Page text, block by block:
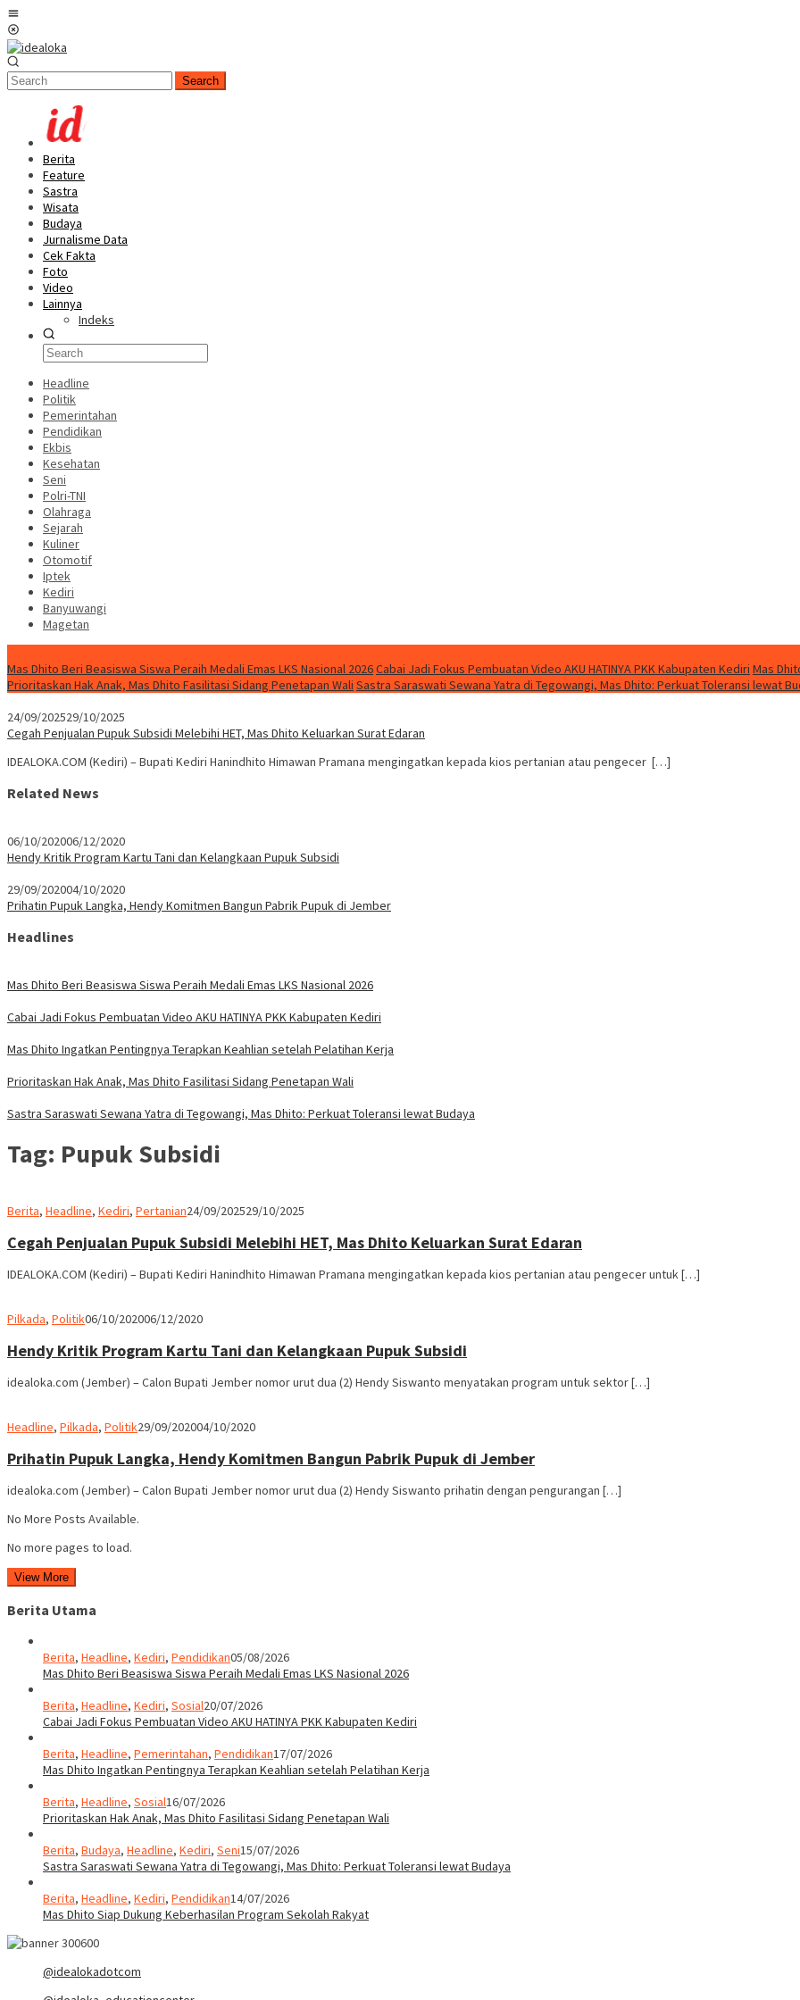
Skip
to
content
Search
Berita
Feature
Sastra
Wisata
Budaya
Jurnalisme Data
Cek Fakta
Foto
Video
Lainnya
Indeks
Headline
Politik
Pemerintahan
Pendidikan
Ekbis
Kesehatan
Seni
Polri-TNI
Olahraga
Sejarah
Kuliner
Otomotif
Iptek
Kediri
Banyuwangi
Magetan
Mas Dhito Beri Beasiswa Siswa Peraih Medali Emas LKS Nasional 2026Cabai Jadi Fokus Pembuatan Video AKU HATINYA PKK Kabupaten Kediri Mas
Prioritaskan Hak Anak, Mas Dhito Fasilitasi Sidang Penetapan Wali Sastra Saraswati Sewana Yatra di Tegowangi, Mas Dhito: Perkuat Toleransi lewat
24/09/202529/10/2025
Cegah Penjualan Pupuk Subsidi Melebihi HET, Mas Dhito Keluarkan Surat Edaran
IDEALOKA.COM (Kediri) – Bupati Kediri Hanindhito Himawan Pramana mengingatkan kepada kios pertanian atau pengecer […]
Related News
06/10/202006/12/2020
Hendy Kritik Program Kartu Tani dan Kelangkaan Pupuk Subsidi
29/09/202004/10/2020
Prihatin Pupuk Langka, Hendy Komitmen Bangun Pabrik Pupuk di Jember
Headlines
Mas Dhito Beri Beasiswa Siswa Peraih Medali Emas LKS Nasional 2026
Cabai Jadi Fokus Pembuatan Video AKU HATINYA PKK Kabupaten Kediri
Mas Dhito Ingatkan Pentingnya Terapkan Keahlian setelah Pelatihan Kerja
Prioritaskan Hak Anak, Mas Dhito Fasilitasi Sidang Penetapan Wali
Sastra Saraswati Sewana Yatra di Tegowangi, Mas Dhito: Perkuat Toleransi lewat Budaya
Tag: Pupuk Subsidi
Berita, Headline, Kediri, Pertanianadmin
24/09/202529/10/2025
Cegah Penjualan Pupuk Subsidi Melebihi HET, Mas Dhito Keluarkan Surat Edaran
IDEALOKA.COM (Kediri) – Bupati Kediri Hanindhito Himawan Pramana mengingatkan kepada kios pertanian atau pengecer untuk […]
Pilkada, Politikadmin
06/10/202006/12/2020
Hendy Kritik Program Kartu Tani dan Kelangkaan Pupuk Subsidi
idealoka.com (Jember) – Calon Bupati Jember nomor urut dua (2) Hendy Siswanto menyatakan program untuk sektor […]
Headline, Pilkada, Politikadmin
29/09/202004/10/2020
Prihatin Pupuk Langka, Hendy Komitmen Bangun Pabrik Pupuk di Jember
idealoka.com (Jember) – Calon Bupati Jember nomor urut dua (2) Hendy Siswanto prihatin dengan pengurangan […]
No More Posts Available.
No more pages to load.
View More
Berita Utama
Berita, Headline, Kediri, Pendidikan05/08/2026
Mas Dhito Beri Beasiswa Siswa Peraih Medali Emas LKS Nasional 2026
Berita, Headline, Kediri, Sosial20/07/2026
Cabai Jadi Fokus Pembuatan Video AKU HATINYA PKK Kabupaten Kediri
Berita, Headline, Pemerintahan, Pendidikan17/07/2026
Mas Dhito Ingatkan Pentingnya Terapkan Keahlian setelah Pelatihan Kerja
Berita, Headline, Sosial16/07/2026
Prioritaskan Hak Anak, Mas Dhito Fasilitasi Sidang Penetapan Wali
Berita, Budaya, Headline, Kediri, Seni15/07/2026
Sastra Saraswati Sewana Yatra di Tegowangi, Mas Dhito: Perkuat Toleransi lewat Budaya
Berita, Headline, Kediri, Pendidikan14/07/2026
Mas Dhito Siap Dukung Keberhasilan Program Sekolah Rakyat
@idealokadotcom